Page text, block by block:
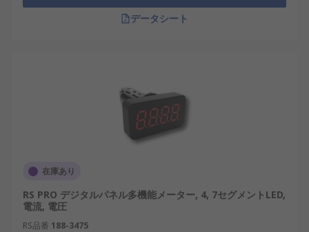
データシート
在庫あり
RS PRO デジタルパネル多機能メーター, 4, 7セグメントLED,
電流, 電圧
RS品番 188-3475